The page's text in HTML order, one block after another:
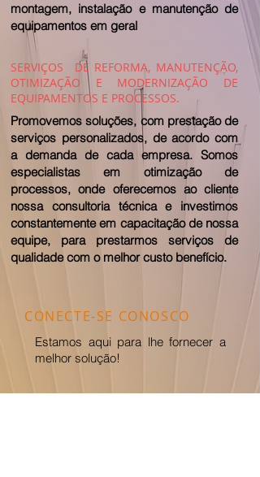
montagem, instalação e manutenção de
equipamentos em geral
SERVIÇOS DE REFORMA, MANUTENÇÃO,
OTIMIZAÇÃO E MODERNIZAÇÃO DE
EQUIPAMENTOS E PROCESSOS.
Promovemos soluções, com prestação de
serviços personalizados, de acordo com
a demanda de cada empresa. Somos
especialistas em otimização de
processos, onde oferecemos ao cliente
nossa consultoria técnica e investimos
constantemente em capacitação de nossa
equipe, para prestarmos serviços de
qualidade com o melhor custo benefício.
CONECTE-SE CONOSCO
Estamos aqui para lhe fornecer a
melhor solução!